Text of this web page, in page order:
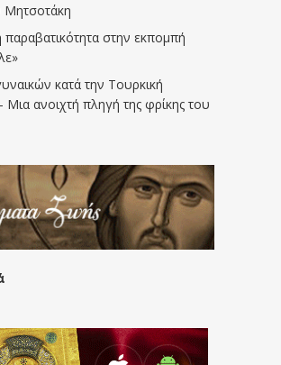
Μητσοτάκη
παραβατικότητα στην εκπομπή
κατά την Τουρκική
Μια ανοιχτή πληγή της φρίκης του